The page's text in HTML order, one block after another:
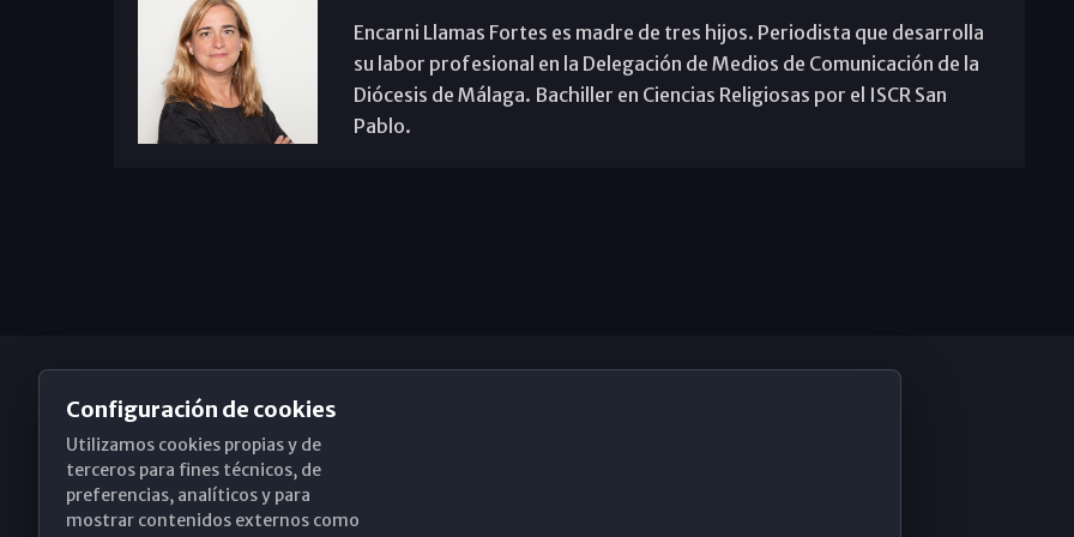
Encarni Llamas Fortes es madre de tres hijos. Periodista que desarrolla
su labor profesional en la Delegación de Medios de Comunicación de la
Diócesis de Málaga. Bachiller en Ciencias Religiosas por el ISCR San
Pablo.
Obispado de Málaga
Configuración de cookies
Utilizamos cookies propias y de
terceros para fines técnicos, de
preferencias, analíticos y para
mostrar contenidos externos como